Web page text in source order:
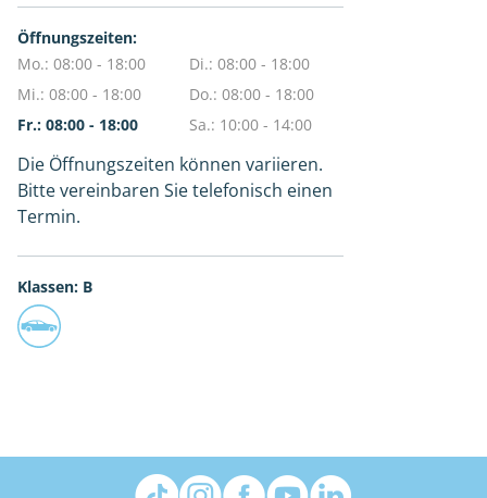
Öffnungszeiten:
Mo.: 08:00 - 18:00
Di.: 08:00 - 18:00
Mi.: 08:00 - 18:00
Do.: 08:00 - 18:00
Fr.: 08:00 - 18:00
Sa.: 10:00 - 14:00
Die Öffnungszeiten können variieren.
Bitte vereinbaren Sie telefonisch einen
Termin.
Klassen: B